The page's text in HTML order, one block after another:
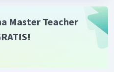
Master Teacher